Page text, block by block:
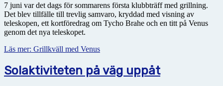
7 juni var det dags för sommarens första klubbträff med grillning.
Det blev tillfälle till trevlig samvaro, kryddad med visning av
teleskopen, ett kortföredrag om Tycho Brahe och en titt på Venus
genom det nya teleskopet.
Läs mer: Grillkväll med Venus
Solaktiviteten på väg uppåt